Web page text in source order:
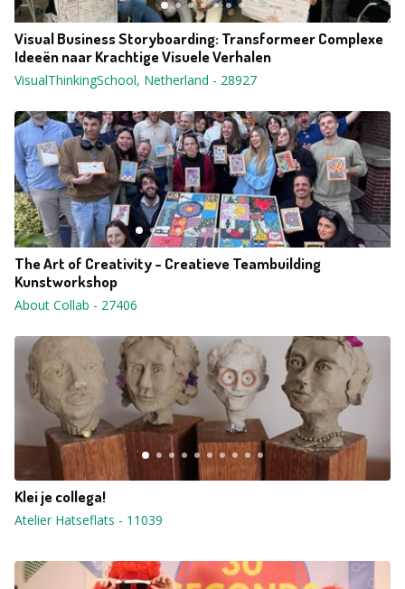
Visual Business Storyboarding: Transformeer Complexe
Ideeën naar Krachtige Visuele Verhalen
VisualThinkingSchool, Netherland - 28927
The Art of Creativity - Creatieve Teambuilding
Kunstworkshop
About Collab - 27406
Klei je collega!
Atelier Hatseflats - 11039